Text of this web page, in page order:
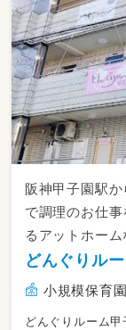
阪神甲子園駅
で調理のお仕
るアットホー
どんぐりル
小規模保育園
どんぐりルーム